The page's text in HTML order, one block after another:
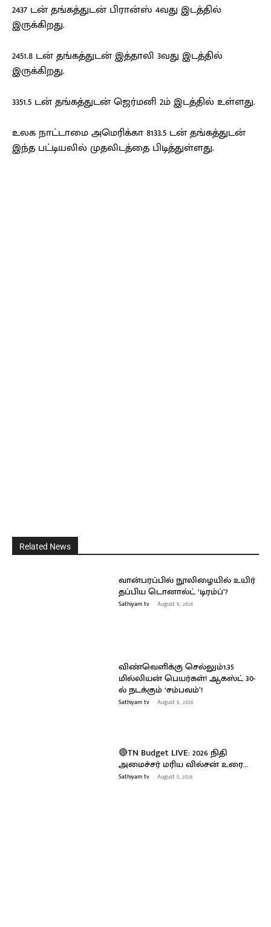
2437 டன் தங்கத்துடன் பிரான்ஸ் 4வது இடத்தில்
இருக்கிறது.
2451.8 டன் தங்கத்துடன் இத்தாலி 3வது இடத்தில்
இருக்கிறது.
3351.5 டன் தங்கத்துடன் ஜெர்மனி 2ம் இடத்தில் உள்ளது.
உலக நாட்டாமை அமெரிக்கா 8133.5 டன் தங்கத்துடன்
இந்த பட்டியலில் முதலிடத்தை பிடித்துள்ளது.
Related News
வான்பரப்பில் நூலிழையில் உயிர்
தப்பிய டொனால்ட் ‘டிரம்ப்’?
Sathiyam tv - August 6, 2026
விண்வெளிக்கு செல்லும்1.35
மில்லியன் பெயர்கள்! ஆகஸ்ட் 30-
ல் நடக்கும் ‘சம்பவம்’!
Sathiyam tv - August 6, 2026
🔴TN Budget LIVE: 2026 நிதி
அமைச்சர் மரிய வில்சன் உரை…
Sathiyam tv - August 5, 2026